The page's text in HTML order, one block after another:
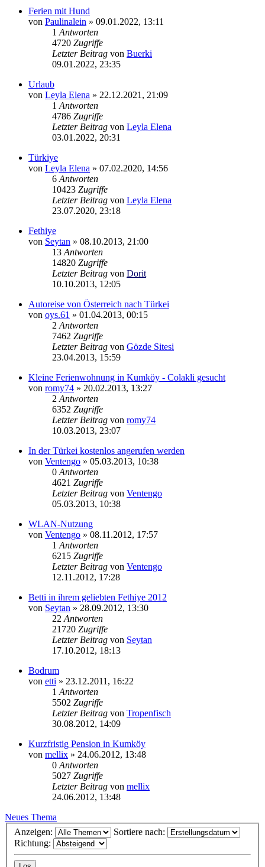
Ferien mit Hund
von Paulinalein » 09.01.2022, 13:11
1 Antworten
4720 Zugriffe
Letzter Beitrag von Buerki
09.01.2022, 23:35
Urlaub
von Leyla Elena » 22.12.2021, 21:09
1 Antworten
4786 Zugriffe
Letzter Beitrag von Leyla Elena
03.01.2022, 20:31
Türkiye
von Leyla Elena » 07.02.2020, 14:56
6 Antworten
10423 Zugriffe
Letzter Beitrag von Leyla Elena
23.07.2020, 23:18
Fethiye
von Seytan » 08.10.2013, 21:00
13 Antworten
14820 Zugriffe
Letzter Beitrag von Dorit
10.10.2013, 12:05
Autoreise von Österreich nach Türkei
von oys.61 » 01.04.2013, 00:15
2 Antworten
7462 Zugriffe
Letzter Beitrag von Gözde Sitesi
23.04.2013, 15:59
Kleine Ferienwohnung in Kumköy - Colakli gesucht
von romy74 » 20.02.2013, 13:27
2 Antworten
6352 Zugriffe
Letzter Beitrag von romy74
10.03.2013, 23:07
In der Türkei kostenlos angerufen werden
von Ventengo » 05.03.2013, 10:38
0 Antworten
4621 Zugriffe
Letzter Beitrag von Ventengo
05.03.2013, 10:38
WLAN-Nutzung
von Ventengo » 08.11.2012, 17:57
1 Antworten
6215 Zugriffe
Letzter Beitrag von Ventengo
12.11.2012, 17:28
Betti in ihrem geliebten Fethiye 2012
von Seytan » 28.09.2012, 13:30
22 Antworten
21720 Zugriffe
Letzter Beitrag von Seytan
17.10.2012, 18:13
Bodrum
von etti » 23.12.2011, 16:22
1 Antworten
5502 Zugriffe
Letzter Beitrag von Tropenfisch
30.08.2012, 14:09
Kurzfristig Pension in Kumköy
von mellix » 24.06.2012, 13:48
0 Antworten
5027 Zugriffe
Letzter Beitrag von mellix
24.06.2012, 13:48
Neues Thema
Anzeigen:
Sortiere nach:
Richtung: